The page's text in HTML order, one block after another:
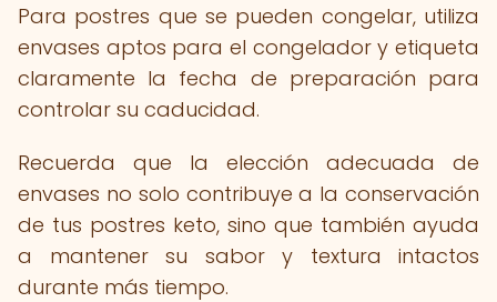
Para postres que se pueden congelar, utiliza
envases aptos para el congelador y etiqueta
claramente la fecha de preparación para
controlar su caducidad.
Recuerda que la elección adecuada de
envases no solo contribuye a la conservación
de tus postres keto, sino que también ayuda
a mantener su sabor y textura intactos
durante más tiempo.